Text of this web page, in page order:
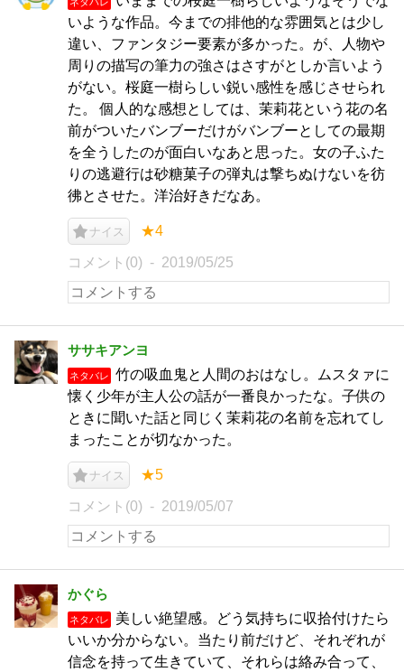
いような作品。今までの排他的な雰囲気とは少し
違い、ファンタジー要素が多かった。が、人物や
周りの描写の筆力の強さはさすがとしか言いよう
がない。桜庭一樹らしい鋭い感性を感じさせられ
た。 個人的な感想としては、茉莉花という花の名
前がついたバンブーだけがバンブーとしての最期
を全うしたのが面白いなあと思った。女の子ふた
りの逃避行は砂糖菓子の弾丸は撃ちぬけないを彷
彿とさせた。洋治好きだなあ。
ナイス ★4
コメント(0) 2019/05/25
ササキアンヨ
ネタバレ
竹の吸血鬼と人間のおはなし。ムスタァに
懐く少年が主人公の話が一番良かったな。子供の
ときに聞いた話と同じく茉莉花の名前を忘れてし
まったことが切なかった。
ナイス ★5
コメント(0) 2019/05/07
かぐら
ネタバレ
美しい絶望感。どう気持ちに収拾付けたら
いいか分からない。当たり前だけど、それぞれが
信念を持って生きていて、それらは絡み合って、